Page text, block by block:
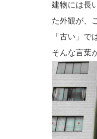
建物には長
た外観が、
「古い」で
そんな言葉